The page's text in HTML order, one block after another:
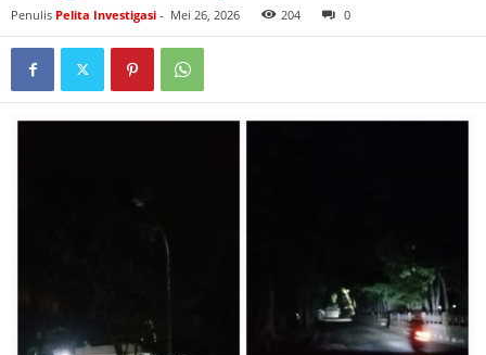
Penulis Pelita Investigasi - Mei 26, 2026 204 0